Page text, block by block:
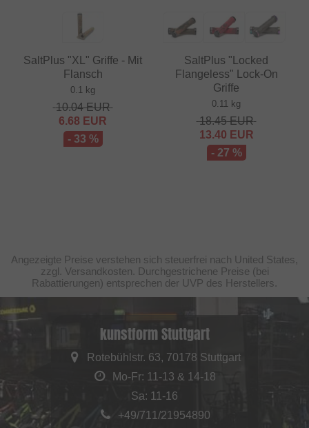
SaltPlus "XL" Griffe - Mit
Flansch
0.1 kg
10.04EUR
6.68 EUR
- 33 %
SaltPlus "Locked
Flangeless" Lock-On
Griffe
0.11 kg
18.45EUR
13.40 EUR
- 27 %
Angezeigte Preise verstehen sich steuerfrei nach United States,
zzgl. Versandkosten. Durchgestrichene Preise (bei
Rabattierungen) entsprechen der UVP des Herstellers.
kunstform Stuttgart
Rotebühlstr. 63, 70178 Stuttgart
Mo-Fr: 11-13 & 14-18
Sa: 11-16
+49/711/21954890